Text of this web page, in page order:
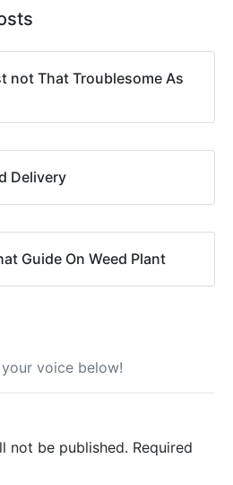
not That Troublesome As
Delivery
Guide On Weed Plant
voice below!
not be published. Required